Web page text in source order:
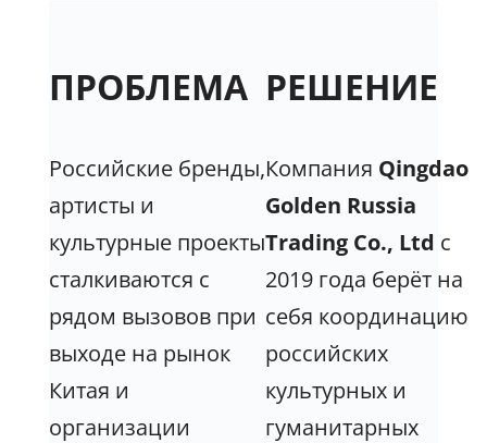
ПРОБЛЕМА
Российские бренды,
артисты и
культурные проекты
сталкиваются с
рядом вызовов при
выходе на рынок
Китая и
организации
РЕШЕНИЕ
Компания Qingdao
Golden Russia
Trading Co., Ltd с
2019 года берёт на
себя координацию
российских
культурных и
гуманитарных